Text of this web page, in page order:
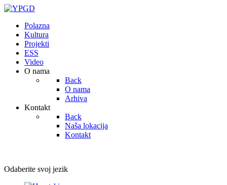
Polazna
Kultura
Projekti
ESS
Video
O nama
Back
O nama
Arhiva
Kontakt
Back
Naša lokacija
Kontakt
Odaberite svoj jezik